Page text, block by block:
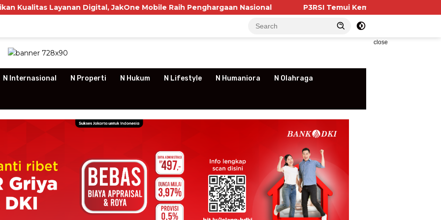
Digital, JakOne Mobile Raih Penghargaan Nasional P3RSI Temui Kementerian PKP, Pengurus
close
N Internasional N Properti N Hukum N Lifestyle N Humaniora N Olahraga